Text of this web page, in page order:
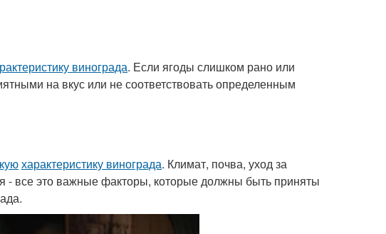
винограда. Если ягоды слишком рано или
на вкус или не соответствовать определенным
характеристику винограда. Климат, почва, уход за
- все это важные факторы, которые должны быть приняты